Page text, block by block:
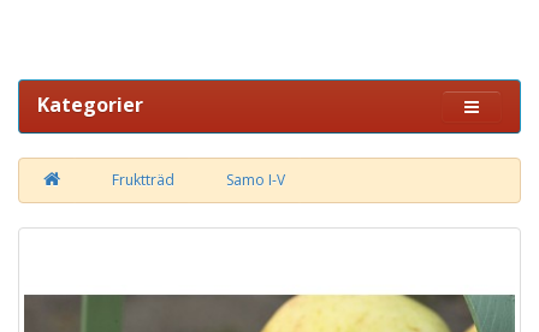
Kategorier
Fruktträd Samo I-V